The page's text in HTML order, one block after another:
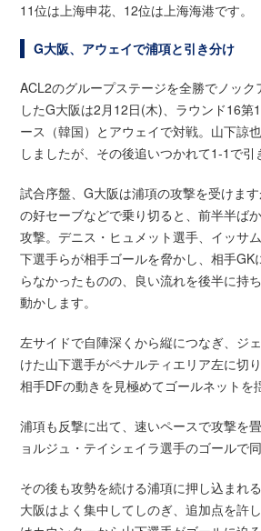
11位は上海申花、12位は上海海港です。
G大阪、アウェイで浦項と引き分け
ACL2のグループステージを全勝でノック
したG大阪は2月12日(木)、ラウンド16第
ース（韓国）とアウェイで対戦。山下諒
しましたが、その後追いつかれて1-1で引
試合序盤、G大阪は浦項の攻撃を受けま
の好セーブなどで乗り切ると、前半半ば
攻撃。デニス・ヒュメット選手、イッサ
下選手らが相手ゴールを脅かし、相手GK
らなかったものの、良い流れを後半に持
動かします。
左サイドで自陣深くから縦につなぎ、ジ
けた山下選手がペナルティエリア左に切
相手DFの動きを見極めてゴールネットを
浦項も反撃に出て、速いペースで攻撃を
ョルジュ・テイシェイラ選手のゴールで同
その後も攻勢を続ける浦項に押し込まれ
大阪はよく集中してしのぎ、追加点を許